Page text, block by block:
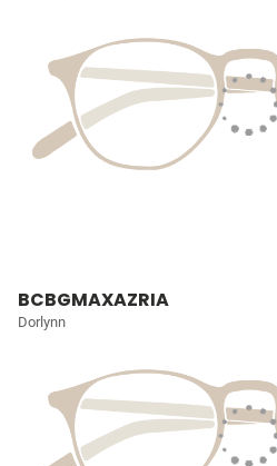
BCBGMAXAZRIA
Dorlynn